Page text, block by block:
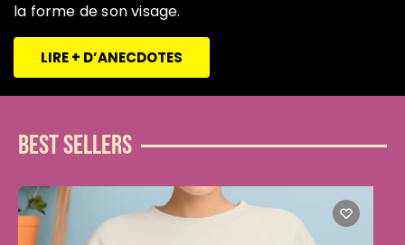
la forme de son visage.
LIRE + D’ANECDOTES
Best sellers